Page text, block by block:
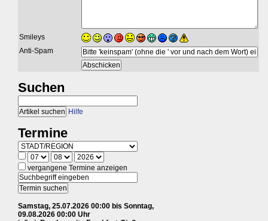
Smileys
Anti-Spam
Suchen
Hilfe
Termine
vergangene Termine anzeigen
Samstag, 25.07.2026 00:00 bis Sonntag,
09.08.2026 00:00 Uhr